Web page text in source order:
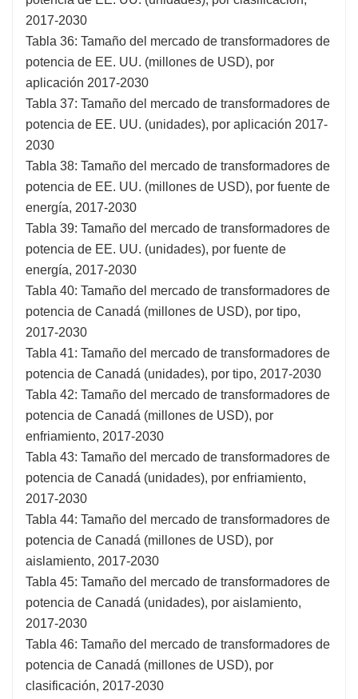
2017-2030
Tabla 36: Tamaño del mercado de transformadores de
potencia de EE. UU. (millones de USD), por
aplicación 2017-2030
Tabla 37: Tamaño del mercado de transformadores de
potencia de EE. UU. (unidades), por aplicación 2017-
2030
Tabla 38: Tamaño del mercado de transformadores de
potencia de EE. UU. (millones de USD), por fuente de
energía, 2017-2030
Tabla 39: Tamaño del mercado de transformadores de
potencia de EE. UU. (unidades), por fuente de
energía, 2017-2030
Tabla 40: Tamaño del mercado de transformadores de
potencia de Canadá (millones de USD), por tipo,
2017-2030
Tabla 41: Tamaño del mercado de transformadores de
potencia de Canadá (unidades), por tipo, 2017-2030
Tabla 42: Tamaño del mercado de transformadores de
potencia de Canadá (millones de USD), por
enfriamiento, 2017-2030
Tabla 43: Tamaño del mercado de transformadores de
potencia de Canadá (unidades), por enfriamiento,
2017-2030
Tabla 44: Tamaño del mercado de transformadores de
potencia de Canadá (millones de USD), por
aislamiento, 2017-2030
Tabla 45: Tamaño del mercado de transformadores de
potencia de Canadá (unidades), por aislamiento,
2017-2030
Tabla 46: Tamaño del mercado de transformadores de
potencia de Canadá (millones de USD), por
clasificación, 2017-2030